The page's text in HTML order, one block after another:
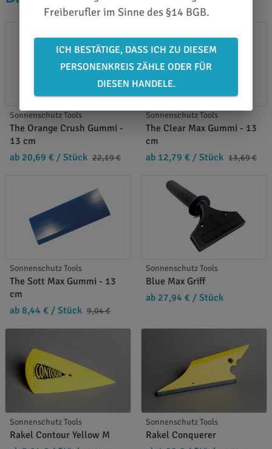
Sonnenschutz Tools
The Orange Crush Gummi -
13 cm
ab 20,69 € / Stück 22,19 €
Sonnenschutz Tools
The Clear Max Gummi - 13
cm
ab 12,79 € / Stück 13,69 €
Sonnenschutz Tools
The Sott Max Gummi - 13
cm
ab 8,44 € / Stück 9,04 €
Sonnenschutz Tools
Blue Max Griff
ab 27,94 € / Stück
Sonnenschutz Tools
Rakel Contour Yellow M
Sonnenschutz Tools
Rakel Conquerer
Freiberufler im Sinne des §14 BGB.
ICH BESTÄTIGE, DASS ICH ZU DIESEM
PERSONENKREIS ZÄHLE ODER FÜR
DIESEN HANDELE.